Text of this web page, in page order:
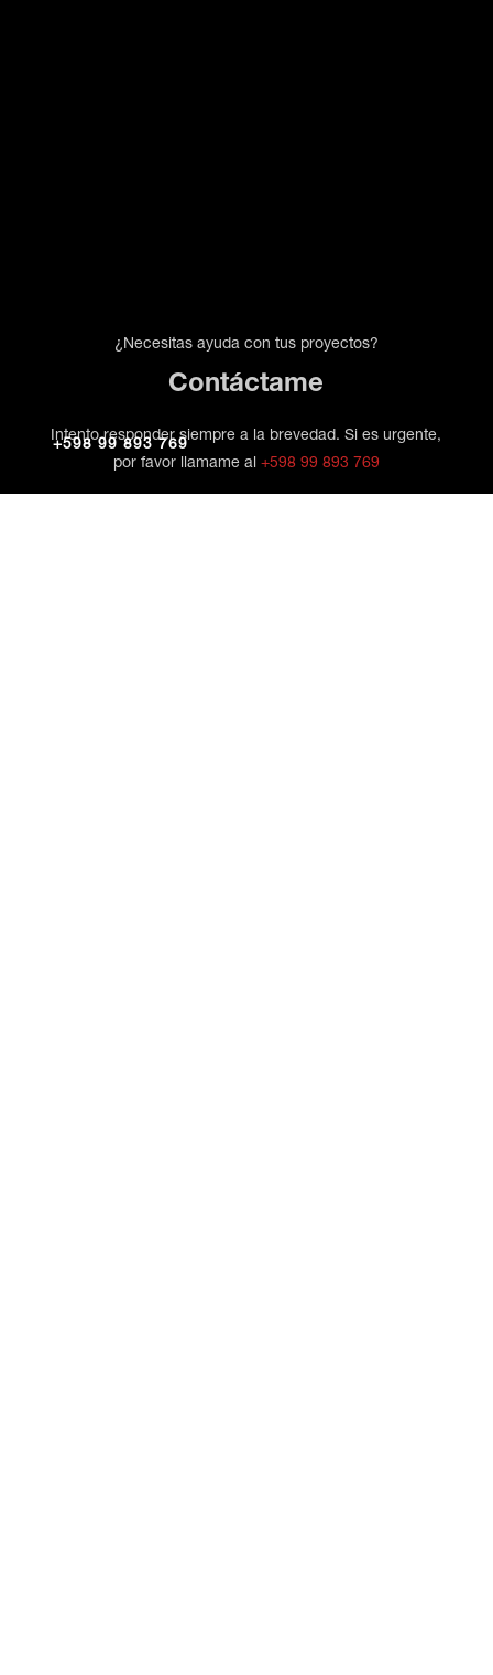
+598 99 893 769
¿Necesitas ayuda con tus proyectos?
Contáctame
Intento responder siempre a la brevedad. Si es urgente,
por favor llamame al +598 99 893 769